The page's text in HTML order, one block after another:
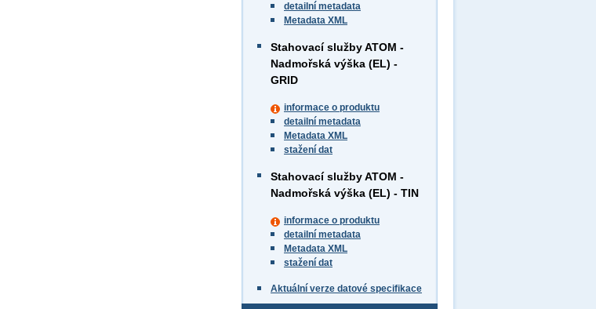
detailní metadata
Metadata XML
Stahovací služby ATOM -
Nadmořská výška (EL) -
GRID
informace o produktu
detailní metadata
Metadata XML
stažení dat
Stahovací služby ATOM -
Nadmořská výška (EL) - TIN
informace o produktu
detailní metadata
Metadata XML
stažení dat
Aktuální verze datové specifikace